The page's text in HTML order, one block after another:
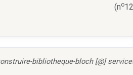
(no
bibliotheque-bloch [@]